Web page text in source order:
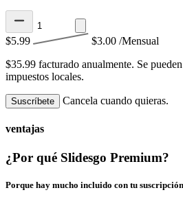
$5.99 $3.00 /Mensual
$35.99 facturado anualmente. Se
impuestos locales.
Suscríbete Cancela cuando quieras.
ventajas
¿Por qué Slidesgo Premium?
Porque hay mucho incluido con tu